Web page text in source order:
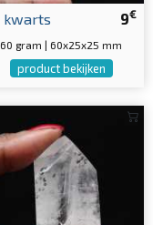
9€
kwarts
60 gram | 60x25x25 mm
product bekijken